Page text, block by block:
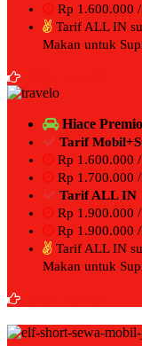
Rp 1.600.000
Tarif ALL IN
Makan untuk
Hiace
Tarif
Rp 1.600.000
Rp 1.700.000
Tarif ALL IN
Rp 1.900.000
Rp 1.900.000
Tarif ALL IN
Makan untuk